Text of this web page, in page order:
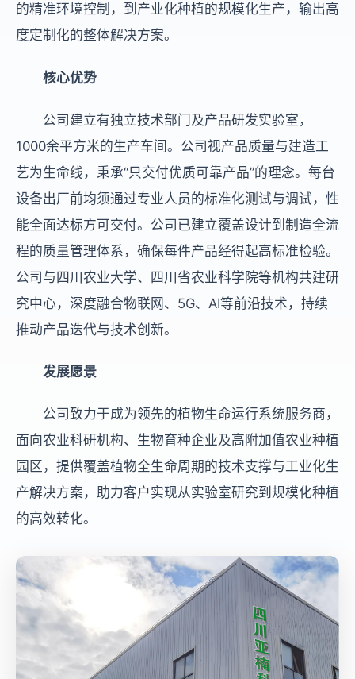
的精准环境控制，到产业化种植的规模化生产，输出高
度定制化的整体解决方案。
核心优势
公司建立有独立技术部门及产品研发实验室，
1000余平方米的生产车间。公司视产品质量与建造工
艺为生命线，秉承“只交付优质可靠产品”的理念。每台
设备出厂前均须通过专业人员的标准化测试与调试，性
能全面达标方可交付。公司已建立覆盖设计到制造全流
程的质量管理体系，确保每件产品经得起高标准检验。
公司与四川农业大学、四川省农业科学院等机构共建研
究中心，深度融合物联网、5G、AI等前沿技术，持续
推动产品迭代与技术创新。
发展愿景
公司致力于成为领先的植物生命运行系统服务商，
面向农业科研机构、生物育种企业及高附加值农业种植
园区，提供覆盖植物全生命周期的技术支撑与工业化生
产解决方案，助力客户实现从实验室研究到规模化种植
的高效转化。